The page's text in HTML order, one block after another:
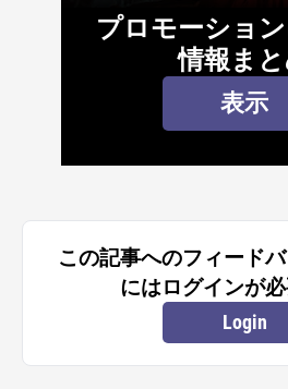
プロモーショ
情報ま
表示
この記事へのフィード
にはログインが必
Login